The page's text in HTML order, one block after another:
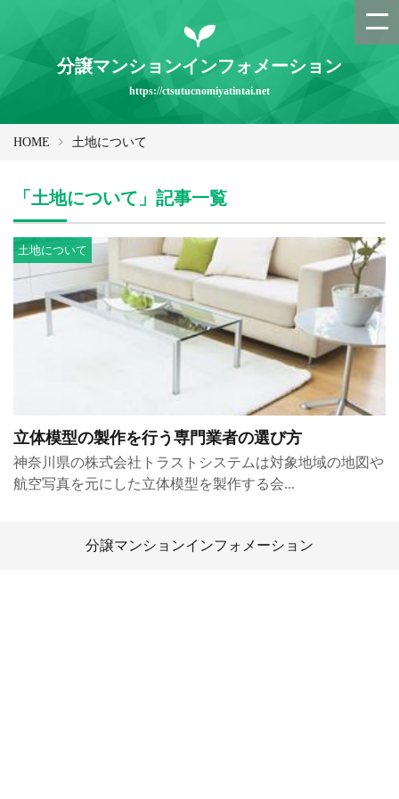
分譲マンションインフォメーション
https://ctsutucnomiyatintai.net
HOME 土地について
「土地について」記事一覧
立体模型の製作を行う専門業者の選び方
土地について
神奈川県の株式会社トラストシステムは対象地域の地図や
航空写真を元にした立体模型を製作する会...
分譲マンションインフォメーション